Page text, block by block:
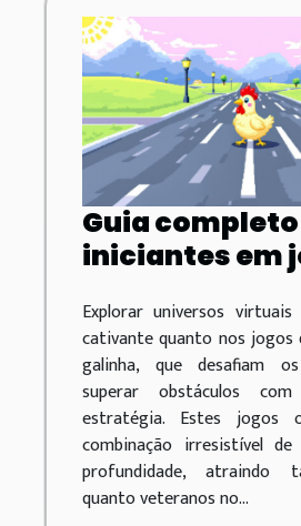
Guia
iniciantes em
Explorar universos
cativante quanto nos jogos
galinha, que desafiam
superar obstáculos
estratégia. Estes jogos
combinação irresistível
profundidade, atraindo
quanto veteranos no...